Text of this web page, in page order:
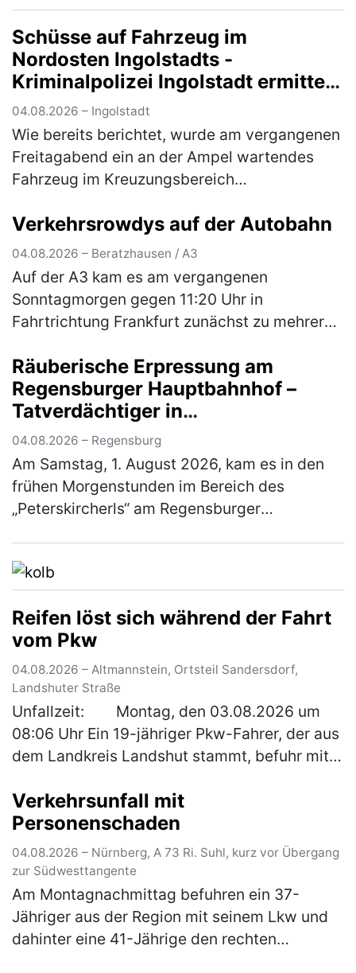
Schüsse auf Fahrzeug im
Nordosten Ingolstadts -
Kriminalpolizei Ingolstadt ermittelt
mit Hochdruck und wendet sich an
die Öffentlichkeit
04.08.2026 – Ingolstadt
Wie bereits berichtet, wurde am vergangenen
Freitagabend ein an der Ampel wartendes
Fahrzeug im Kreuzungsbereich
und dadurch an der linken hinteren
Fahrzeugse…(mehr)
Verkehrsrowdys auf der Autobahn
04.08.2026 – Beratzhausen / A3
Auf der A3 kam es am vergangenen
Sonntagmorgen gegen 11:20 Uhr in
Fahrtrichtung Frankfurt zunächst zu mehreren
aus Hessen stammende Pkw-Fahrer. Hierbei
überholt…(mehr)
Räuberische Erpressung am
Regensburger Hauptbahnhof –
Tatverdächtiger in
Untersuchungshaft
04.08.2026 – Regensburg
Am Samstag, 1. August 2026, kam es in den
frühen Morgenstunden im Bereich des
„Peterskircherls“ am Regensburger
Mannes. Ein…
Reifen löst sich während der Fahrt
vom Pkw
04.08.2026 – Altmannstein, Ortsteil Sandersdorf,
Landshuter Straße
Unfallzeit: Montag, den 03.08.2026 um
08:06 Uhr Ein 19-jähriger Pkw-Fahrer, der aus
dem Landkreis Landshut stammt, befuhr mit
Sandersdorf von Mindelstetten …
Verkehrsunfall mit
Personenschaden
04.08.2026 – Nürnberg, A 73 Ri. Suhl, kurz vor Übergang
zur Südwesttangente
Am Montagnachmittag befuhren ein 37-
Jähriger aus der Region mit seinem Lkw und
dahinter eine 41-Jährige den rechten